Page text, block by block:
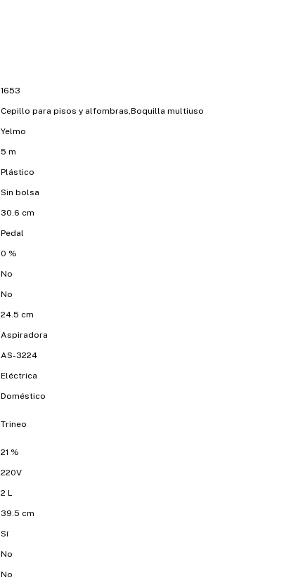
1653
Cepillo para pisos y alfombras,Boquilla multiuso
Yelmo
5 m
Plástico
Sin bolsa
30.6 cm
Pedal
0 %
No
No
24.5 cm
Aspiradora
AS-3224
Eléctrica
Doméstico
Trineo
21 %
220V
2 L
39.5 cm
Sí
No
No